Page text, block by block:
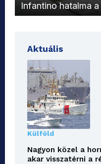
Infantino hatalma
Aktuális
Külföld
Nagyon közel a
akar visszatérni a